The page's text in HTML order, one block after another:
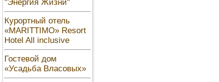
"Энергия Жизни"
Курортный отель
«MARITTIMO» Resort
Hotel All inclusive
Гостевой дом
«Усадьба Власовых»